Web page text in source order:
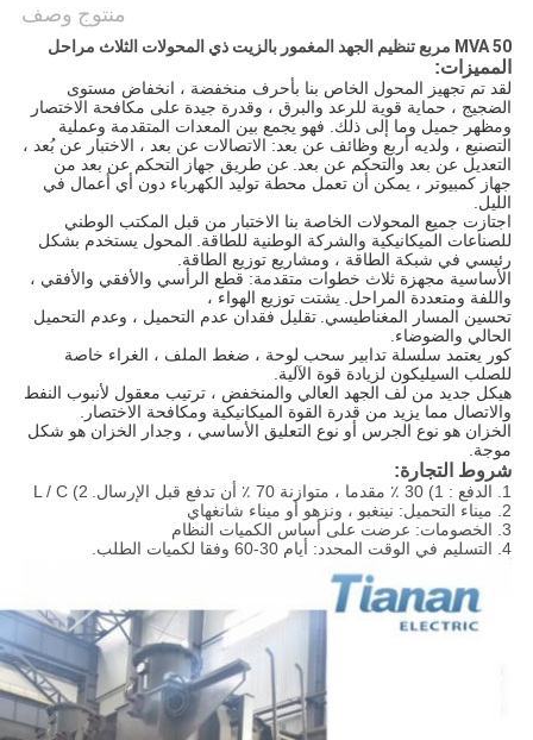
منتوج وصف
50 MVA مربع تنظيم الجهد المغمور بالزيت ذي المحولات الثلاث مراحل
المميزات:
لقد تم تجهيز المحول الخاص بنا بأحرف منخفضة ، انخفاض مستوى
الضجيج ، حماية قوية للرعد والبرق ، وقدرة جيدة على مكافحة الاختصار
ومظهر جميل وما إلى ذلك. فهو يجمع بين المعدات المتقدمة وعملية
التصنيع ، ولديه أربع وظائف عن بعد: الاتصالات عن بعد ، الاختبار عن بُعد ،
التعديل عن بعد والتحكم عن بعد. عن طريق جهاز التحكم عن بعد من
جهاز كمبيوتر ، يمكن أن تعمل محطة توليد الكهرباء دون أي أعمال في
الليل.
اجتازت جميع المحولات الخاصة بنا الاختبار من قبل المكتب الوطني
للصناعات الميكانيكية والشركة الوطنية للطاقة. المحول يستخدم بشكل
رئيسي في شبكة الطاقة ، ومشاريع توزيع الطاقة.
الأساسية مجهزة ثلاث خطوات متقدمة: قطع الرأسي والأفقي والأفقي ،
واللفة ومتعددة المراحل. يشتت توزيع الهواء ،
تحسين المسار المغناطيسي. تقليل فقدان عدم التحميل ، وعدم التحميل
الحالي والضوضاء.
كور يعتمد سلسلة تدابير سحب لوحة ، ضغط الملف ، الغراء خاصة
للصلب السيليكون لزيادة قوة الآلية.
هيكل جديد من لف الجهد العالي والمنخفض ، ترتيب معقول لأنبوب النفط
والاتصال مما يزيد من قدرة القوة الميكانيكية ومكافحة الاختصار.
الخزان هو نوع الجرس أو نوع التعليق الأساسي ، وجدار الخزان هو شكل
موجة.
شروط التجارة:
1. الدفع : 1) 30 ٪ مقدما ، متوازنة 70 ٪ أن تدفع قبل الإرسال.
2) L / C
2. ميناء التحميل: نينغبو ، ونزهو أو ميناء شانغهاي
3. الخصومات:
عرضت على أساس الكميات النظام
4. التسليم في الوقت المحدد: أيام 30-60 وفقا لكميات الطلب.